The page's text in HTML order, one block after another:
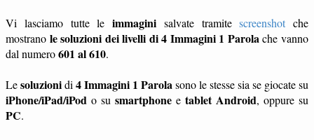
Vi lasciamo tutte le immagini salvate tramitescreenshot che
mostrano le soluzioni dei livelli di 4 Immagini 1 Parolache vanno
dal numero601 al 610.
Lesoluzionidi 4 Immagini 1 Parolasono le stesse sia se giocate su
iPhone/iPad/iPod o su smartphone e tablet Android, oppure su
PC.